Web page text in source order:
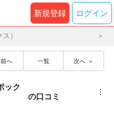
新規登録 ログイン
）
前へ 一覧 次へ
ック
の口コミ ︙